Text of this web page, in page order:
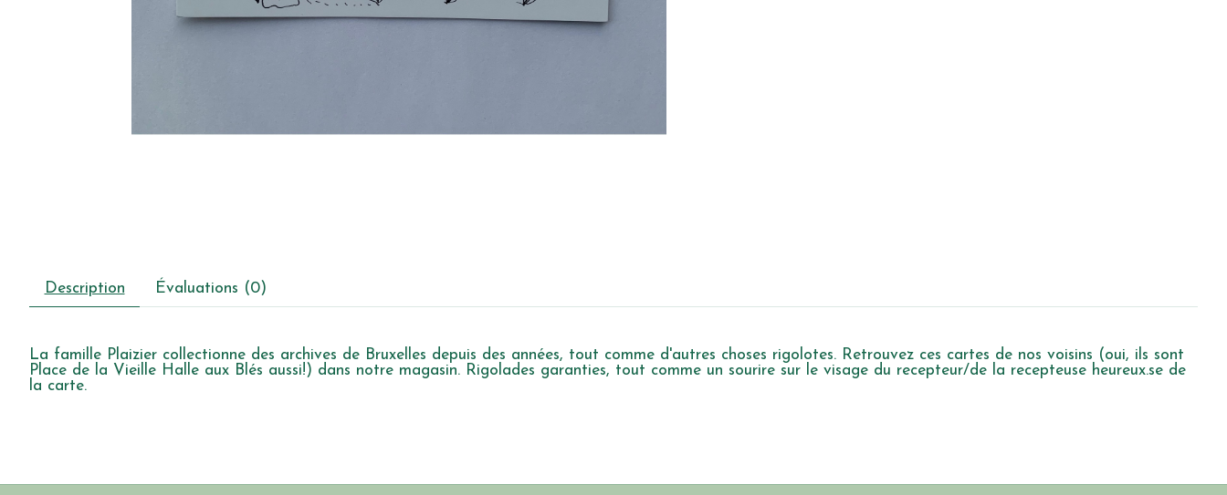
Description Évaluations (0)
La famille Plaizier collectionne des archives de Bruxelles depuis des années, tout comme d'autres choses rigolotes. Retrouvez ces cartes de nos voisins (oui, ils sont
Place de la Vieille Halle aux Blés aussi!) dans notre magasin. Rigolades garanties, tout comme un sourire sur le visage du recepteur/de la recepteuse heureux.se de
la carte.